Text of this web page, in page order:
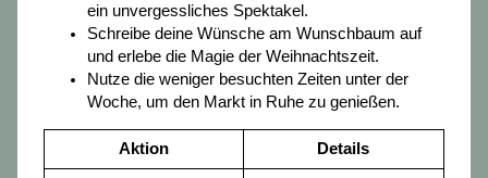
ein unvergessliches Spektakel.
Schreibe deine Wünsche am Wunschbaum auf
und erlebe die Magie der Weihnachtszeit.
Nutze die weniger besuchten Zeiten unter der
Woche, um den Markt in Ruhe zu genießen.
Aktion Details